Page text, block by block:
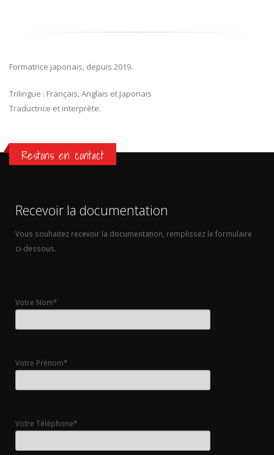
Formatrice japonais, depuis 2019.
Trilingue : Français, Anglais et Japonais
Traductrice et interprète.
Restons en contact
Recevoir la documentation
Vous souhaitez recevoir la documentation, remplissez le formulaire
ci-dessous.
Votre Nom*
Votre Prénom*
Votre Téléphone*